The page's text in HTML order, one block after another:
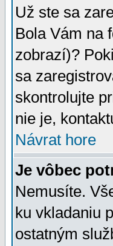
Už ste sa
Bola Vám na
zobrazí)?
sa
skontrolujte
nie je,
Návrat hore
Je vôbec
Nemusíte.
ku vkladaniu
ostatným